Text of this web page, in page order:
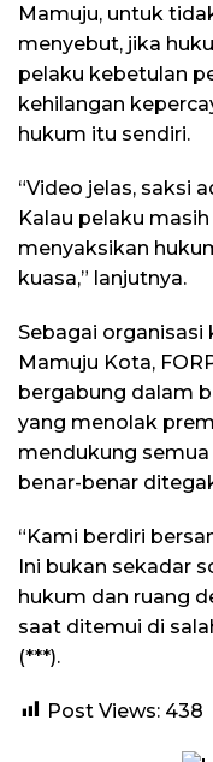
Mamuju, untuk
menyebut, jika
pelaku kebetulan
kehilangan
hukum itu sendiri.
“Video jelas, saksi
Kalau pelaku
menyaksikan
kuasa,” lanjutnya.
Sebagai organisasi
Mamuju Kota,
bergabung dalam
yang menolak
mendukung
benar-benar
“Kami berdiri
Ini bukan sekadar
hukum dan ruang
saat ditemui di
(***).
Post Views: 438